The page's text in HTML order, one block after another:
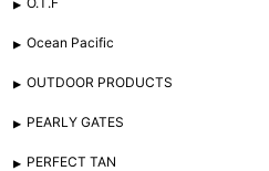
Ocean Pacific
OUTDOOR PRODUCTS
PEARLY GATES
PERFECT TAN